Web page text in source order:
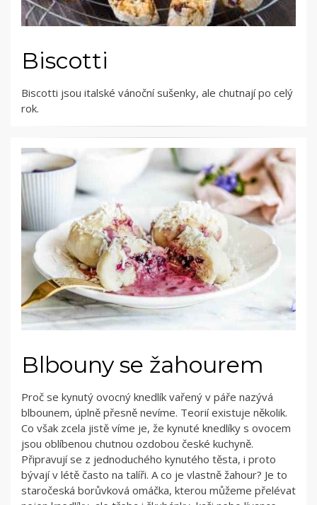
Biscotti
Biscotti jsou italské vánoční sušenky, ale chutnají po celý
rok.
Blbouny se žahourem
Proč se kynutý ovocný knedlík vařený v páře nazývá
blbounem, úplně přesně nevíme. Teorií existuje několik.
Co však zcela jistě víme je, že kynuté knedlíky s ovocem
jsou oblíbenou chutnou ozdobou české kuchyně.
Připravují se z jednoduchého kynutého těsta, i proto
bývají v létě často na talíři. A co je vlastně žahour? Je to
staročeská borůvková omáčka, kterou můžeme přelévat